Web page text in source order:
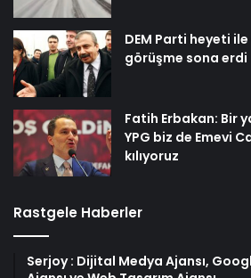
DEM Parti heyeti
görüşme sona erdi
Fatih Erbakan: Bir
YPG biz de Emevi
kılıyoruz
Rastgele Haberler
Serjoy : Dijital Medya Ajansı,